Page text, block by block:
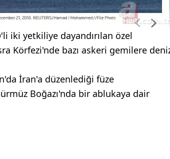
iki yetkiliye dayandırılan özel
Körfezi'nde bazı askeri gemilere
İran'a düzenlediği füze
Boğazı'nda bir ablukaya dair